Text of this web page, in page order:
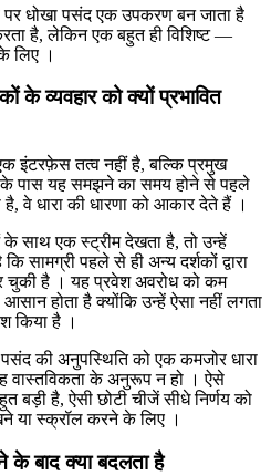
पर धोखा पसंद एक उपकरण बन जाता है
है, लेकिन एक बहुत ही विशिष्ट —
लिए ।
के व्यवहार को क्यों प्रभावित
इंटरफ़ेस तत्व नहीं है, बल्कि प्रमुख
पास यह समझने का समय होने से पहले
है, वे धारा की धारणा को आकार देते हैं ।
के साथ एक स्ट्रीम देखता है, तो उन्हें
सामग्री पहले से ही अन्य दर्शकों द्वारा
चुकी है । यह प्रवेश अवरोध को कम
होता है क्योंकि उन्हें ऐसा नहीं लगता
किया है ।
पसंद की अनुपस्थिति को एक कमजोर धारा
वास्तविकता के अनुरूप न हो । ऐसे
बड़ी है, ऐसी छोटी चीजें सीधे निर्णय को
या स्क्रॉल करने के लिए ।
के बाद क्या बदलता है